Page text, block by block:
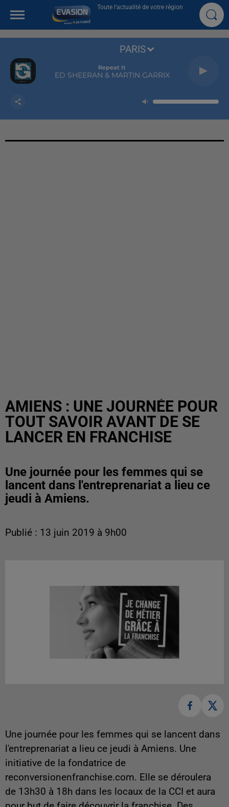
Toute l'actualité de votre région
Repeat It
ED SHEERAN & MARTIN GARRIX
PARIS
AMIENS : UNE JOURNÉE POUR
TOUT SAVOIR AVANT DE SE
LANCER EN FRANCHISE
Une journée pour les femmes qui se
lancent dans l'entreprenariat a lieu ce
jeudi à Amiens.
Publié : 13 juin 2019 à 9h00
Une journée pour les femmes qui se lancent dans
l'entreprenariat a lieu ce jeudi à Amiens. Une
initiative de la fondatrice de
reconversionenfranchise.com. Elle se déroulera
de 13h30 à 18h dans les locaux de la CCI et aura